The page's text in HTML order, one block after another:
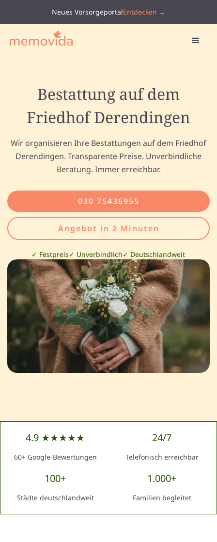
Neues VorsorgeportalEntdecken →
Bestattung auf dem
Friedhof Derendingen
Wir organisieren Ihre Bestattungen auf dem Friedhof
Derendingen. Transparente Preise. Unverbindliche
Beratung. Immer erreichbar.
030 75436955
Angebot in 2 Minuten
✓ Festpreis✓ Unverbindlich✓ Deutschlandweit
4.9 ★★★★★
60+ Google-Bewertungen
24/7
Telefonisch erreichbar
100+
Städte deutschlandweit
1.000+
Familien begleitet